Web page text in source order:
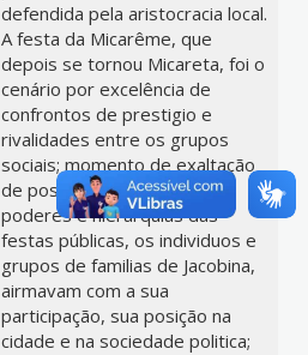
defendida pela aristocracia local.
A festa da Micarême, que
depois se tornou Micareta, foi o
cenário por excelência de
confrontos de prestigio e
rivalidades entre os grupos
sociais; momento de exaltação
de posições e valores, de
poderes e hierarquias das
festas públicas, os individuos e
grupos de familias de Jacobina,
airmavam com a sua
participação, sua posição na
cidade e na sociedade politica;